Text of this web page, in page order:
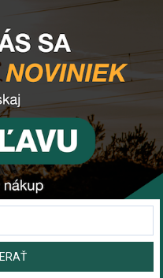
SIGNAL
DT V2
SYNTH